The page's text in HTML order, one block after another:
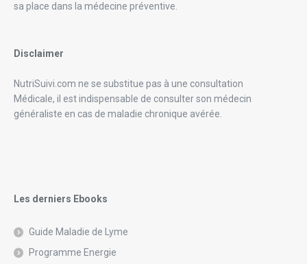
sa place dans la médecine préventive.
Disclaimer
NutriSuivi.com ne se substitue pas à une consultation
Médicale, il est indispensable de consulter son médecin
généraliste en cas de maladie chronique avérée.
Les derniers Ebooks
Guide Maladie de Lyme
Programme Energie